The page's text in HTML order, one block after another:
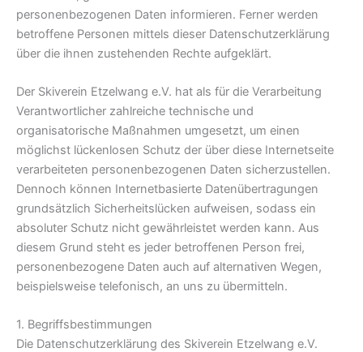
personenbezogenen Daten informieren. Ferner werden
betroffene Personen mittels dieser Datenschutzerklärung
über die ihnen zustehenden Rechte aufgeklärt.
Der Skiverein Etzelwang e.V. hat als für die Verarbeitung
Verantwortlicher zahlreiche technische und
organisatorische Maßnahmen umgesetzt, um einen
möglichst lückenlosen Schutz der über diese Internetseite
verarbeiteten personenbezogenen Daten sicherzustellen.
Dennoch können Internetbasierte Datenübertragungen
grundsätzlich Sicherheitslücken aufweisen, sodass ein
absoluter Schutz nicht gewährleistet werden kann. Aus
diesem Grund steht es jeder betroffenen Person frei,
personenbezogene Daten auch auf alternativen Wegen,
beispielsweise telefonisch, an uns zu übermitteln.
1. Begriffsbestimmungen
Die Datenschutzerklärung des Skiverein Etzelwang e.V.